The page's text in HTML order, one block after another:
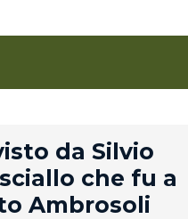
da Silvio
che fu a
Ambrosoli